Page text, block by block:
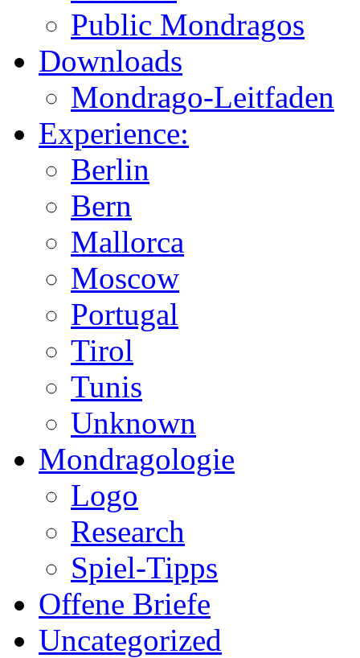
Public Mondragos
Downloads
Mondrago-Leitfaden
Experience:
Berlin
Bern
Mallorca
Moscow
Portugal
Tirol
Tunis
Unknown
Mondragologie
Logo
Research
Spiel-Tipps
Offene Briefe
Uncategorized